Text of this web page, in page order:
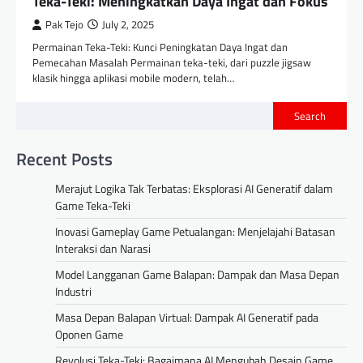
Pak Tejo July 2, 2025
Permainan Teka-Teki: Kunci Peningkatan Daya Ingat dan
Pemecahan Masalah Permainan teka-teki, dari puzzle jigsaw
klasik hingga aplikasi mobile modern, telah…
Search
Recent Posts
Merajut Logika Tak Terbatas: Eksplorasi AI Generatif dalam
Game Teka-Teki
Inovasi Gameplay Game Petualangan: Menjelajahi Batasan
Interaksi dan Narasi
Model Langganan Game Balapan: Dampak dan Masa Depan
Industri
Masa Depan Balapan Virtual: Dampak AI Generatif pada
Oponen Game